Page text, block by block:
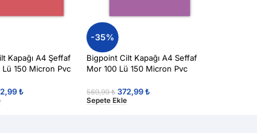
Kapağı A4 Şeffaf
Lü 150 Micron Pvc
₺
-35%
Bigpoint Cilt Kapağı A4 Seffaf
Mor 100 Lü 150 Micron Pvc
569,99₺ 372,99₺
Sepete Ekle